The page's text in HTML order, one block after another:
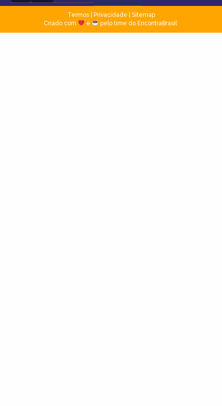
Termos| Privacidade
Sitemap
Criado com
e pelo time do EncontraBrasil